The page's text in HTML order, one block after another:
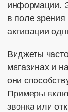
информации.
в поле зрения
активации
Виджеты
магазинах и
они
Примеры
звонка или